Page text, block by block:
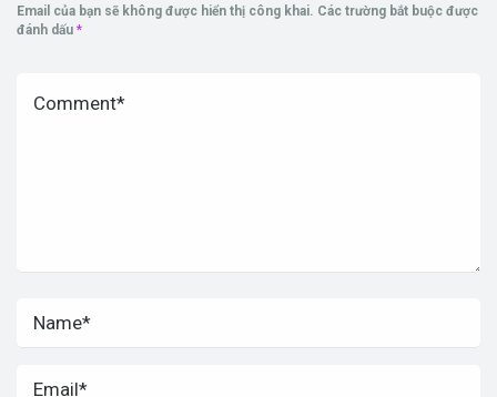
Email của bạn sẽ không được hiển thị công khai. Các trường bắt buộc được
đánh dấu *